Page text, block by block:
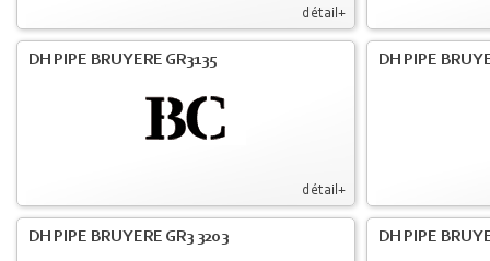
détail+
détail+
DH PIPE BRUYERE GR3135 DH PIPE
DH PIPE BRUYERE GR3 3203 DH PIPE